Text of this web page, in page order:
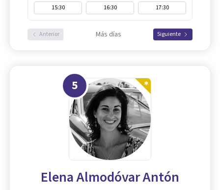
15:30 16:30 17:30
Anterior Más días Siguiente
5
Elena Almodóvar Antón